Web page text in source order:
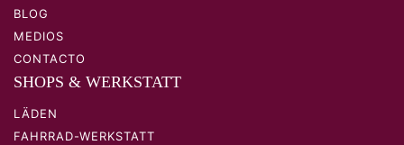
BLOG
MEDIOS
CONTACTO
SHOPS & WERKSTATT
LÄDEN
FAHRRAD-WERKSTATT